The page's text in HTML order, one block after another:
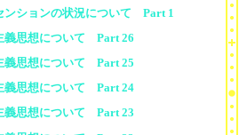
ンションの状況について Part 1
義思想について Part 26
義思想について Part 25
義思想について Part 24
義思想について Part 23